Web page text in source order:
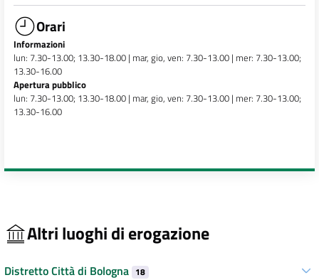
Orari
Informazioni
lun: 7.30-13.00; 13.30-18.00 | mar, gio, ven: 7.30-13.00 | mer: 7.30-13.00;
13.30-16.00
Apertura pubblico
lun: 7.30-13.00; 13.30-18.00 | mar, gio, ven: 7.30-13.00 | mer: 7.30-13.00;
13.30-16.00
Altri luoghi di erogazione
Distretto Città di Bologna 18